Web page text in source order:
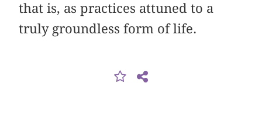
that is, as practices attuned to a
truly groundless form of life.